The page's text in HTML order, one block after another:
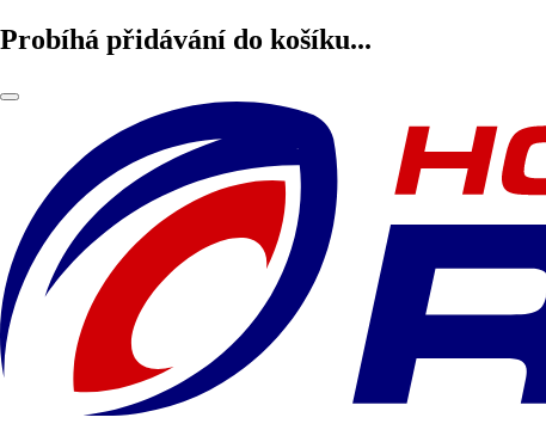
Probíhá přidávání do košíku...